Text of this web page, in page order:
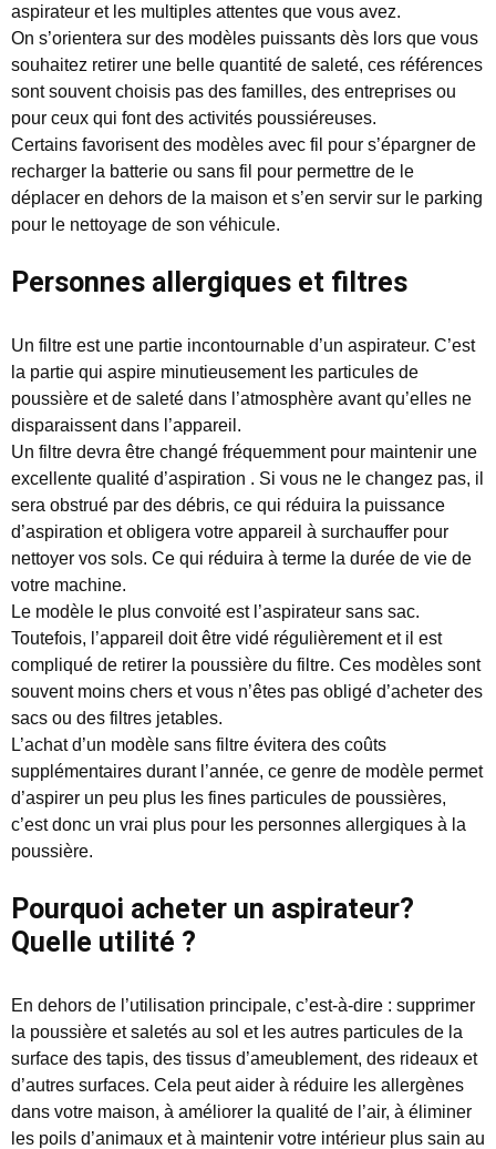
aspirateur et les multiples attentes que vous avez.
On s’orientera sur des modèles puissants dès lors que vous
souhaitez retirer une belle quantité de saleté, ces références
sont souvent choisis pas des familles, des entreprises ou
pour ceux qui font des activités poussiéreuses.
Certains favorisent des modèles avec fil pour s’épargner de
recharger la batterie ou sans fil pour permettre de le
déplacer en dehors de la maison et s’en servir sur le parking
pour le nettoyage de son véhicule.
Personnes allergiques et filtres
Un filtre est une partie incontournable d’un aspirateur. C’est
la partie qui aspire minutieusement les particules de
poussière et de saleté dans l’atmosphère avant qu’elles ne
disparaissent dans l’appareil.
Un filtre devra être changé fréquemment pour maintenir une
excellente qualité d’aspiration . Si vous ne le changez pas, il
sera obstrué par des débris, ce qui réduira la puissance
d’aspiration et obligera votre appareil à surchauffer pour
nettoyer vos sols. Ce qui réduira à terme la durée de vie de
votre machine.
Le modèle le plus convoité est l’aspirateur sans sac.
Toutefois, l’appareil doit être vidé régulièrement et il est
compliqué de retirer la poussière du filtre. Ces modèles sont
souvent moins chers et vous n’êtes pas obligé d’acheter des
sacs ou des filtres jetables.
L’achat d’un modèle sans filtre évitera des coûts
supplémentaires durant l’année, ce genre de modèle permet
d’aspirer un peu plus les fines particules de poussières,
c’est donc un vrai plus pour les personnes allergiques à la
poussière.
Pourquoi acheter un aspirateur?
Quelle utilité ?
En dehors de l’utilisation principale, c’est-à-dire : supprimer
la poussière et saletés au sol et les autres particules de la
surface des tapis, des tissus d’ameublement, des rideaux et
d’autres surfaces. Cela peut aider à réduire les allergènes
dans votre maison, à améliorer la qualité de l’air, à éliminer
les poils d’animaux et à maintenir votre intérieur plus sain au